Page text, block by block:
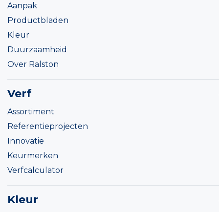
Aanpak
Productbladen
Kleur
Duurzaamheid
Over Ralston
Verf
Assortiment
Referentieprojecten
Innovatie
Keurmerken
Verfcalculator
Kleur